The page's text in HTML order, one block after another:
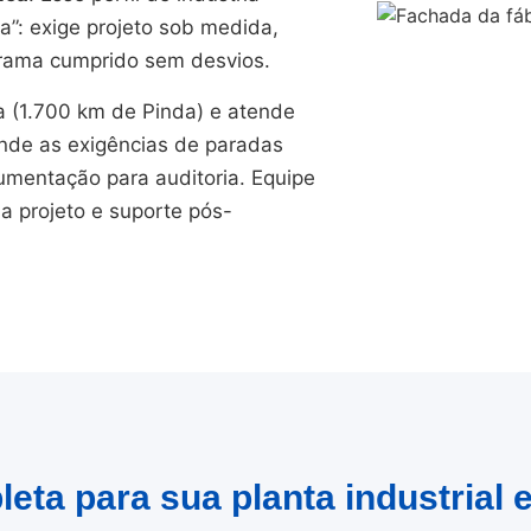
exige projeto sob medida,
cumprido sem desvios.
(1.700 km de Pinda) e atende
as exigências de paradas
para auditoria. Equipe
projeto e suporte pós-
para sua planta industrial